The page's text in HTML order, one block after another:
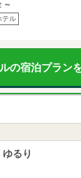
～
テル
の宿泊プラン
るり